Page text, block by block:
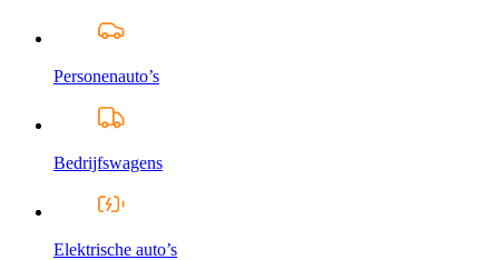
Personenauto’s
Bedrijfswagens
Elektrische auto’s